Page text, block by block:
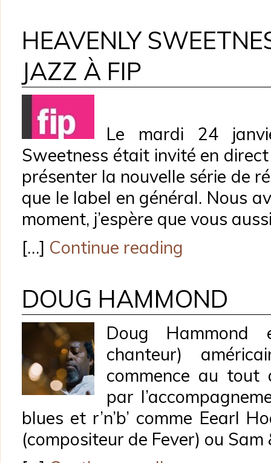
HEAVENLY
JAZZ À FIP
Le mardi 24
Sweetness était invité en direct
présenter la nouvelle série de
que le label en général. Nous
moment, j’espère que vous
[…] Continue reading
DOUG HAMMOND
Doug
chanteur)
commence au tout
par
blues et r’n’b’ comme Eearl
(compositeur de Fever) ou Sam